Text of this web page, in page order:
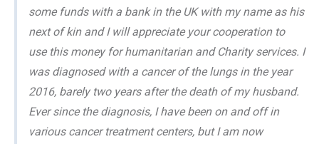
some funds with a bank in the UK with my name as his
next of kin and I will appreciate your cooperation to
use this money for humanitarian and Charity services. I
was diagnosed with a cancer of the lungs in the year
2016, barely two years after the death of my husband.
Ever since the diagnosis, I have been on and off in
various cancer treatment centers, but I am now